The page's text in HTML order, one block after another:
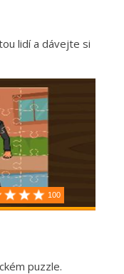
lidí a dávejte si
100
puzzle.